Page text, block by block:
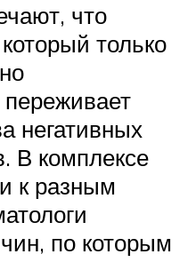
что
только
негативных
В комплексе
к разным
по которым